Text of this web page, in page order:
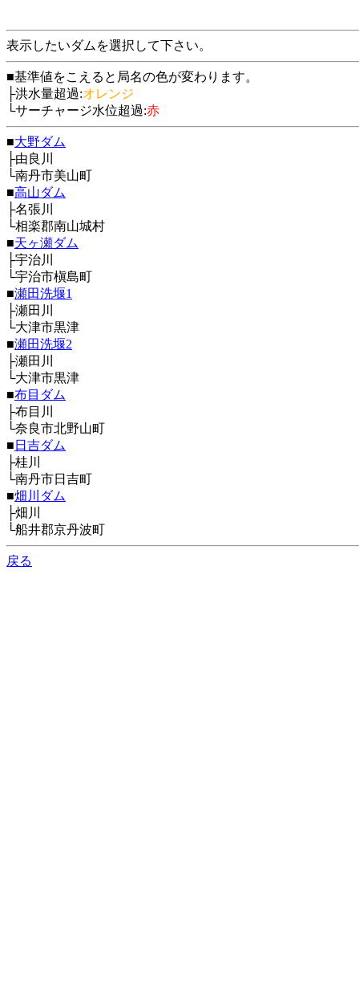
表示したいダムを選択して下さい。
■基準値をこえると局名の色が変わります。
├洪水量超過:オレンジ
└サーチャージ水位超過:赤
■大野ダム
├由良川
└南丹市美山町
■高山ダム
├名張川
└相楽郡南山城村
■天ヶ瀬ダム
├宇治川
└宇治市槇島町
■瀬田洗堰1
├瀬田川
└大津市黒津
■瀬田洗堰2
├瀬田川
└大津市黒津
■布目ダム
├布目川
└奈良市北野山町
■ 日吉ダム
├桂川
└南丹市日吉町
■畑川ダム
├畑川
└船井郡京丹波町
戻る